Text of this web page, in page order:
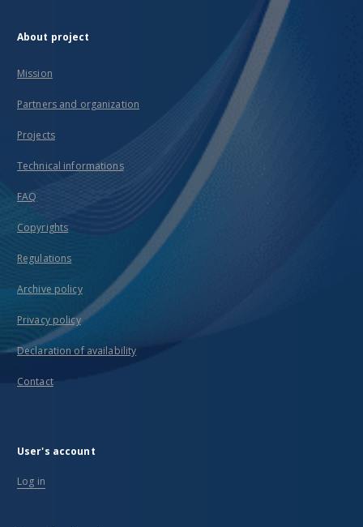
About project
Mission
Partners and organization
Projects
Technical informations
FAQ
Copyrights
Regulations
Archive policy
Privacy policy
Declaration of availability
Contact
User's account
Log in